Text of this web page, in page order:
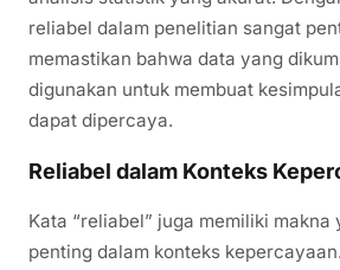
reliabel dalam penelitian sangat
memastikan bahwa data yang
digunakan untuk membuat
dapat dipercaya.
Reliabel dalam Konteks
Kata “reliabel” juga memiliki makna
penting dalam konteks